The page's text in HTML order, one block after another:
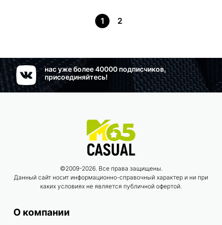
1 2
нас уже более 40000 подписчиков,
присоединяйтесь!
©2009-2026. Все права защищены.
Данный сайт носит информационно-справочный характер и ни при
каких условиях не является публичной офертой.
О компании